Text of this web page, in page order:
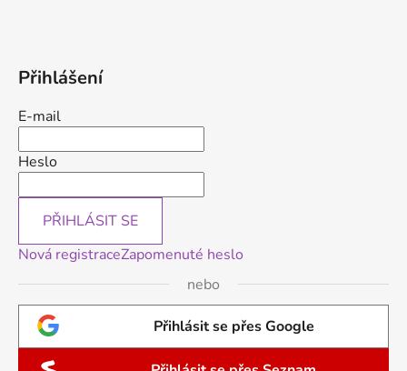
Přihlášení
E-mail
Heslo
PŘIHLÁSIT SE
Nová registraceZapomenuté heslo
nebo
Přihlásit se přes Google